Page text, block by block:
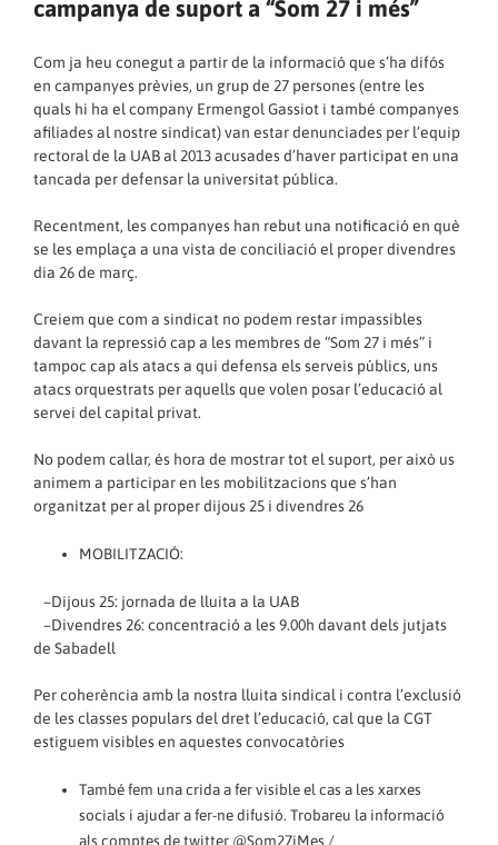
campanya de suport a “Som 27 i més”
Com ja heu conegut a partir de la informació que s’ha difós
en campanyes prèvies, un grup de 27 persones (entre les
quals hi ha el company Ermengol Gassiot i també companyes
afiliades al nostre sindicat) van estar denunciades per l’equip
rectoral de la UAB al 2013 acusades d’haver participat en una
tancada per defensar la universitat pública.
Recentment, les companyes han rebut una notificació en què
se les emplaça a una vista de conciliació el proper divendres
dia 26 de març.
Creiem que com a sindicat no podem restar impassibles
davant la repressió cap a les membres de “Som 27 i més” i
tampoc cap als atacs a qui defensa els serveis públics, uns
atacs orquestrats per aquells que volen posar l’educació al
servei del capital privat.
No podem callar, és hora de mostrar tot el suport, per això us
animem a participar en les mobilitzacions que s’han
organitzat per al proper dijous 25 i divendres 26
MOBILITZACIÓ:
–Dijous 25: jornada de lluita a la UAB
–Divendres 26: concentració a les 9.00h davant dels jutjats
de Sabadell
Per coherència amb la nostra lluita sindical i contra l’exclusió
de les classes populars del dret l’educació, cal que la CGT
estiguem visibles en aquestes convocatòries
També fem una crida a fer visible el cas a les xarxes
socials i ajudar a fer-ne difusió. Trobareu la informació
als comptes de twitter @Som27iMes /